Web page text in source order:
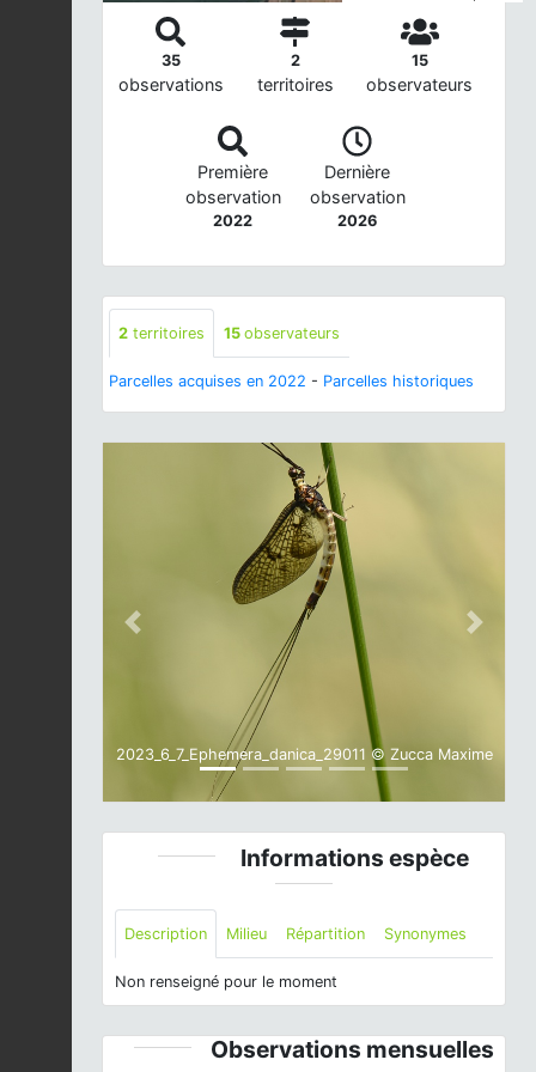
35
observations
2
territoires
15
observateurs
Première
observation
2022
Dernière
observation
2026
2 territoires 15 observateurs
Parcelles acquises en 2022 - Parcelles historiques
2023_6_7_Ephemera_danica_29011 © Zucca Maxime
Previous Next
Informations espèce
Description Milieu Répartition Synonymes
Non renseigné pour le moment
Observations mensuelles